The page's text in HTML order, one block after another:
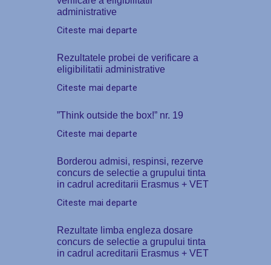
administrative
Citeste mai departe
Rezultatele probei de verificare a
eligibilitatii administrative
Citeste mai departe
”Think outside the box!” nr. 19
Citeste mai departe
Borderou admisi, respinsi, rezerve
concurs de selectie a grupului tinta
in cadrul acreditarii Erasmus + VET
Citeste mai departe
Rezultate limba engleza dosare
concurs de selectie a grupului tinta
in cadrul acreditarii Erasmus + VET